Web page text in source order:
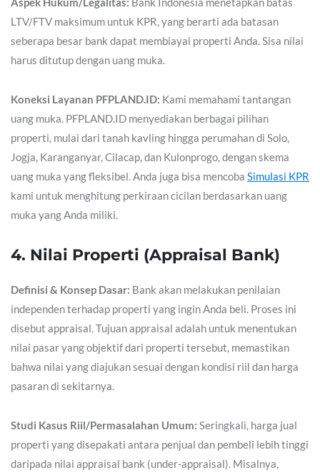
LTV/FTV maksimum untuk KPR, yang berarti ada batasan
seberapa besar bank dapat membiayai properti Anda. Sisa nilai
harus ditutup dengan uang muka.
Koneksi Layanan PFPLAND.ID: Kami memahami tantangan
uang muka. PFPLAND.ID menyediakan berbagai pilihan
properti, mulai dari tanah kavling hingga perumahan di Solo,
Jogja, Karanganyar, Cilacap, dan Kulonprogo, dengan skema
uang muka yang fleksibel. Anda juga bisa mencoba Simulasi KPR
kami untuk menghitung perkiraan cicilan berdasarkan uang
muka yang Anda miliki.
4. Nilai Properti (Appraisal Bank)
Definisi & Konsep Dasar: Bank akan melakukan penilaian
independen terhadap properti yang ingin Anda beli. Proses ini
disebut appraisal. Tujuan appraisal adalah untuk menentukan
nilai pasar yang objektif dari properti tersebut, memastikan
bahwa nilai yang diajukan sesuai dengan kondisi riil dan harga
pasaran di sekitarnya.
Studi Kasus Riil/Permasalahan Umum: Seringkali, harga jual
properti yang disepakati antara penjual dan pembeli lebih tinggi
daripada nilai appraisal bank (under-appraisal). Misalnya,